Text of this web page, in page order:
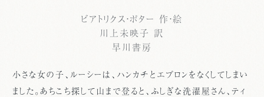
ビアトリクス・ポター 作・絵
川上未映子 訳
早川書房
小さな女の子、ルーシーは、ハンカチとエプロンをなくしてしまい
ました。あちこち探して山まで登ると、ふしぎな洗濯屋さん、ティ